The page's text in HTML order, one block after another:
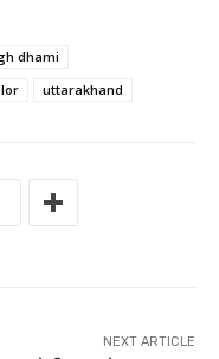
dhami
uttarakhand
NEXT ARTICLE